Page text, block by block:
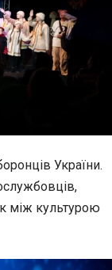
України.
між культурою